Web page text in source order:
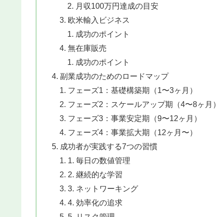
月収100万円達成の目安
欧米輸入ビジネス
成功のポイント
無在庫販売
成功のポイント
副業成功のためのロードマップ
フェーズ1：基礎構築期（1〜3ヶ月）
フェーズ2：スケールアップ期（4〜8ヶ月
フェーズ3：事業安定期（9〜12ヶ月）
フェーズ4：事業拡大期（12ヶ月〜）
成功者が実践する7つの習慣
1. 毎日の数値管理
2. 継続的な学習
3. ネットワーキング
4. 効率化の追求